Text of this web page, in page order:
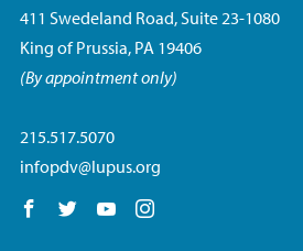
411 Swedeland Road, Suite 23-1080
King of Prussia, PA 19406
(By appointment only)
215.517.5070
infopdv@lupus.org
Follow us on Facebook
Follow us on Twitter
Follow us on YouTube